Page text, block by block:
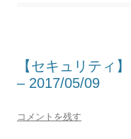
【セキュリティ
– 2017/05/09
コメントを残す